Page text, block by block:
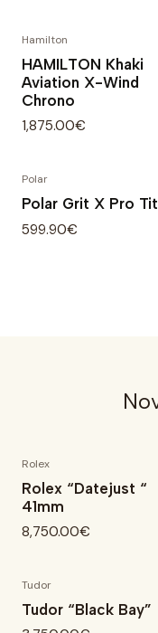
Hamilton
HAMILTON Khaki
Aviation X-Wind
Chrono
1,875.00€
Polar
Polar Grit X Pro
599.90€
Rolex
Rolex “Datejust “
41mm
8,750.00€
Tudor
Tudor “Black Bay”